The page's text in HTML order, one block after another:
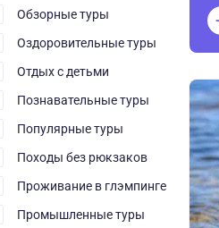
Обзорные туры
Оздоровительные туры
Отдых с детьми
Познавательные туры
Популярные туры
Походы без рюкзаков
Проживание в глэмпинге
Промышленные туры